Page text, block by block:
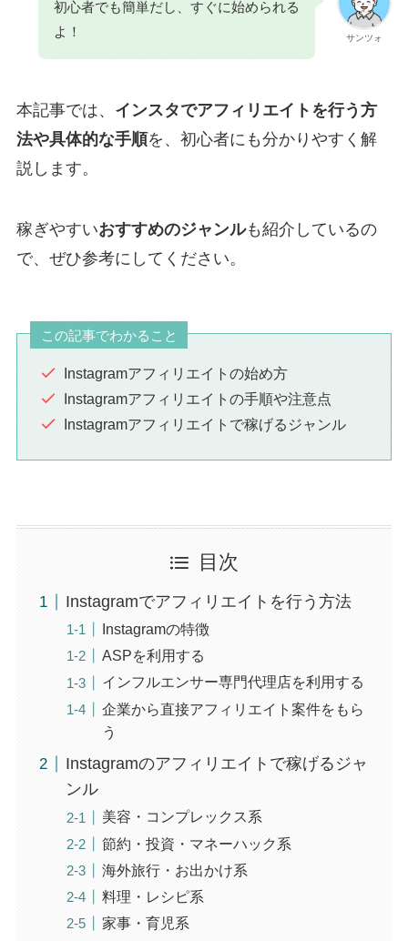
サンツォ
初心者でも簡単だし、すぐに始められる
よ！
本記事では、 インスタでアフィリエイトを行う方
法や具体的な手順を、初心者にも分かりやすく解
説します。
稼ぎやすいおすすめのジャンルも紹介しているの
で、ぜひ参考にしてください。
この記事でわかること
Instagramアフィリエイトの始め方
Instagramアフィリエイトの手順や注意点
Instagramアフィリエイトで稼げるジャンル
目次
Instagramでアフィリエイトを行う方法
Instagramの特徴
ASPを利用する
インフルエンサー専門代理店を利用する
企業から直接アフィリエイト案件をもら
う
Instagramのアフィリエイトで稼げるジャ
ンル
美容・コンプレックス系
節約・投資・マネーハック系
海外旅行・お出かけ系
料理・レシピ系
家事・育児系